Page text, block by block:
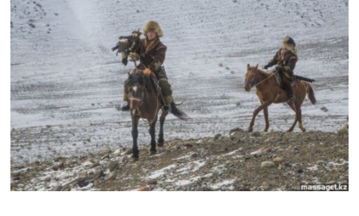
r
2
5
,
2
0
2
5